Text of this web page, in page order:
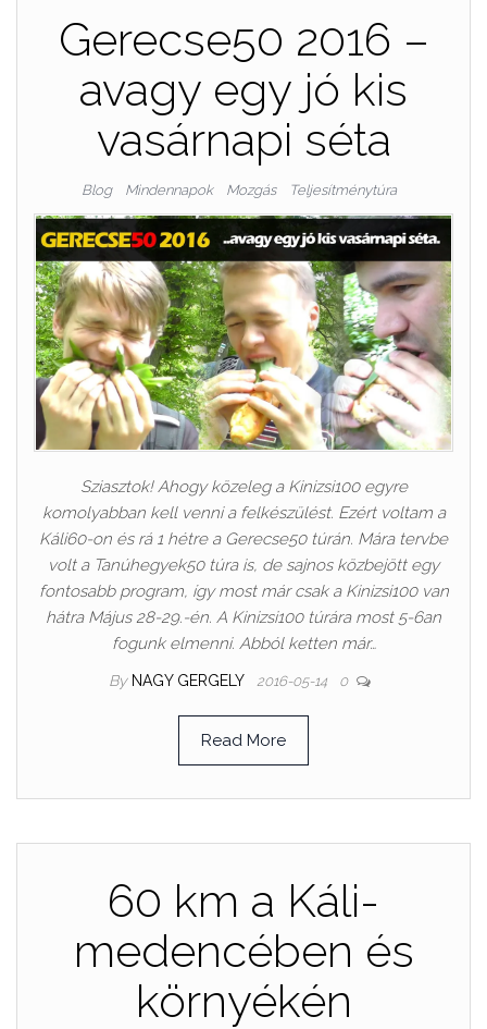
Gerecse50 2016 –
avagy egy jó kis
vasárnapi séta
Blog Mindennapok Mozgás Teljesítménytúra
Sziasztok! Ahogy közeleg a Kinizsi100 egyre
komolyabban kell venni a felkészülést. Ezért voltam a
Káli60-on és rá 1 hétre a Gerecse50 túrán. Mára tervbe
volt a Tanúhegyek50 túra is, de sajnos közbejött egy
fontosabb program, így most már csak a Kinizsi100 van
hátra Május 28-29.-én. A Kinizsi100 túrára most 5-6an
fogunk elmenni. Abból ketten már…
By NAGY GERGELY 2016-05-14 0
Read More
60 km a Káli-
medencében és
környékén